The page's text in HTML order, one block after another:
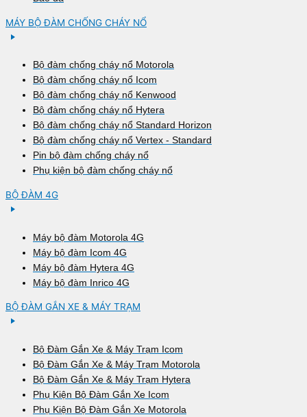
MÁY BỘ ĐÀM CHỐNG CHÁY NỔ
Bộ đàm chống cháy nổ Motorola
Bộ đàm chống cháy nổ Icom
Bộ đàm chống cháy nổ Kenwood
Bộ đàm chống cháy nổ Hytera
Bộ đàm chống cháy nổ Standard Horizon
Bộ đàm chống cháy nổ Vertex - Standard
Pin bộ đàm chống cháy nổ
Phụ kiện bộ đàm chống cháy nổ
BỘ ĐÀM 4G
Máy bộ đàm Motorola 4G
Máy bộ đàm Icom 4G
Máy bộ đàm Hytera 4G
Máy bộ đàm Inrico 4G
BỘ ĐÀM GẮN XE & MÁY TRẠM
Bộ Đàm Gắn Xe & Máy Trạm Icom
Bộ Đàm Gắn Xe & Máy Trạm Motorola
Bộ Đàm Gắn Xe & Máy Trạm Hytera
Phụ Kiện Bộ Đàm Gắn Xe Icom
Phụ Kiện Bộ Đàm Gắn Xe Motorola